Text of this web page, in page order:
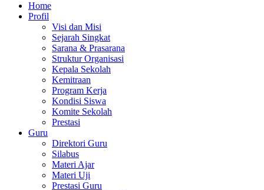
Home
Profil
Visi dan Misi
Sejarah Singkat
Sarana & Prasarana
Struktur Organisasi
Kepala Sekolah
Kemitraan
Program Kerja
Kondisi Siswa
Komite Sekolah
Prestasi
Guru
Direktori Guru
Silabus
Materi Ajar
Materi Uji
Prestasi Guru